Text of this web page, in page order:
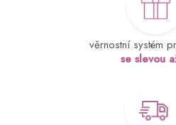
věrnostní systém
se slevou